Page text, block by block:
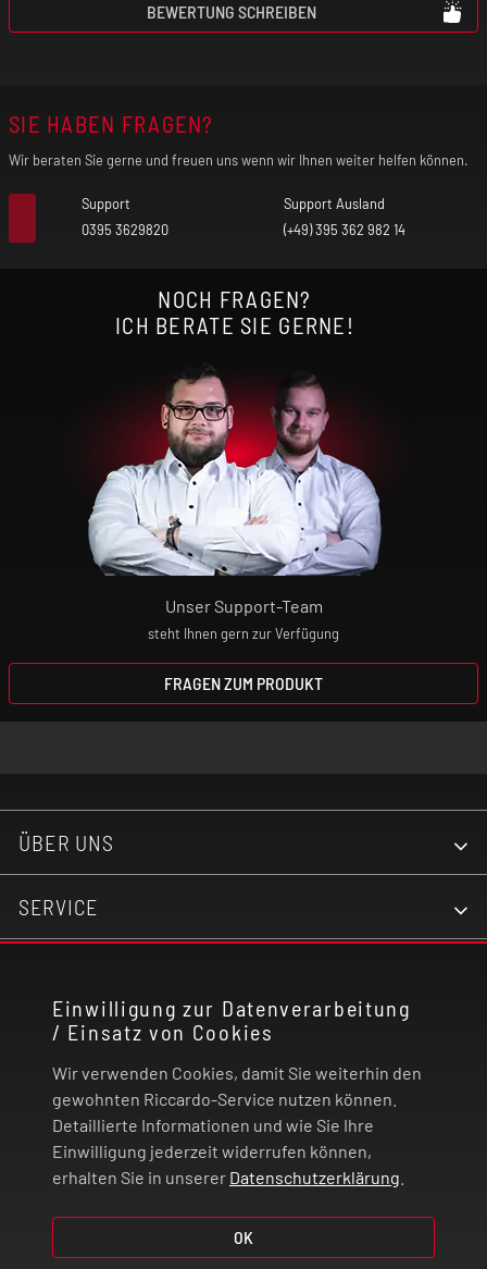
Einwilligung zur Datenverarbeitung
/ Einsatz von Cookies
Wir verwenden Cookies, damit Sie weiterhin den
gewohnten Riccardo-Service nutzen können.
Detaillierte Informationen und wie Sie Ihre
Einwilligung jederzeit widerrufen können,
erhalten Sie in unserer Datenschutzerklärung
OK
Bildschirm: 0,85" TFT Farbdisplay
Max. Ladestrom: 5 V / 2 A
Anschluss: USB-C
Chipsatz: GENE AI 3.0
Zugdauerbegrenzung 5 Sek., Kurzschlussschutz,
Tiefentladungsschutz, Überladeschutz,
Überhitzungsschutz, Überstromschutz,
Maximalleistungsschutz
Zugverhalten: MTL - RDL
Liquidkapazität: 3,5 ml
Befüllmechanismus: Sidefill
BEWERTUNG SCHREIBEN
SIE HABEN FRAGEN?
Wir beraten Sie gerne und freuen uns wenn wir Ihnen weiter helfen können.
Support
0395 3629820
Support Ausland
(+49) 395 362 982 14
NOCH FRAGEN?
ICH BERATE SIE GERNE!
Unser Support-Team
steht Ihnen gern zur Verfügung
FRAGEN ZUM PRODUKT
ÜBER UNS
SERVICE
RECHTLICHES
ZAHLUNG UND VERSAND
VERTRAG WIDERRUFEN
© 2026 | Riccardo Onlinestore GmbH